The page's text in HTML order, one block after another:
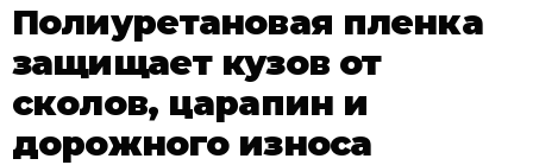
Полиуретановая пленка
защищает кузов от
сколов, царапин и
дорожного износа